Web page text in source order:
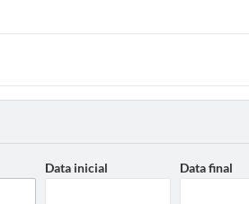
Data inicial Data final